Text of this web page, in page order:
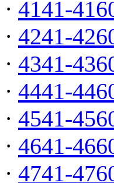
· 4141-
· 4241-
· 4341-
· 4441-
· 4541-
· 4641-
· 4741-